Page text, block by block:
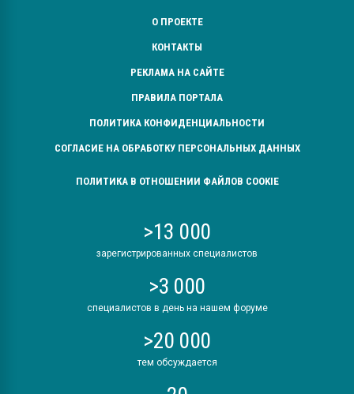
О ПРОЕКТЕ
КОНТАКТЫ
РЕКЛАМА НА САЙТЕ
ПРАВИЛА ПОРТАЛА
ПОЛИТИКА КОНФИДЕНЦИАЛЬНОСТИ
СОГЛАСИЕ НА ОБРАБОТКУ ПЕРСОНАЛЬНЫХ ДАННЫХ
ПОЛИТИКА В ОТНОШЕНИИ ФАЙЛОВ COOKIE
>13 000
зарегистрированных специалистов
>3 000
специалистов в день на нашем форуме
>20 000
тем обсуждается